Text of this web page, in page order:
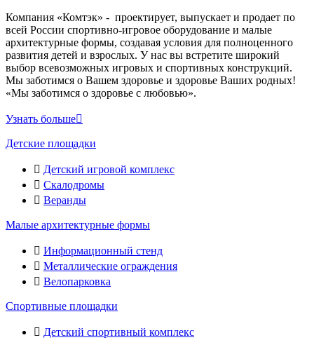
Компания «Комтэк» - проектирует, выпускает и продает по
всей России спортивно-игровое оборудование и малые
архитектурные формы, создавая условия для полноценного
развития детей и взрослых. У нас вы встретите широкий
выбор всевозможных игровых и спортивных конструкций.
Мы заботимся о Вашем здоровье и здоровье Ваших родных!
«Мы заботимся о здоровье с любовью».
Узнать больше
Детские площадки
Детский игровой комплекс
Скалодромы
Веранды
Малые архитектурные формы
Информационный стенд
Металлические ограждения
Велопарковка
Спортивные площадки
Детский спортивный комплекс